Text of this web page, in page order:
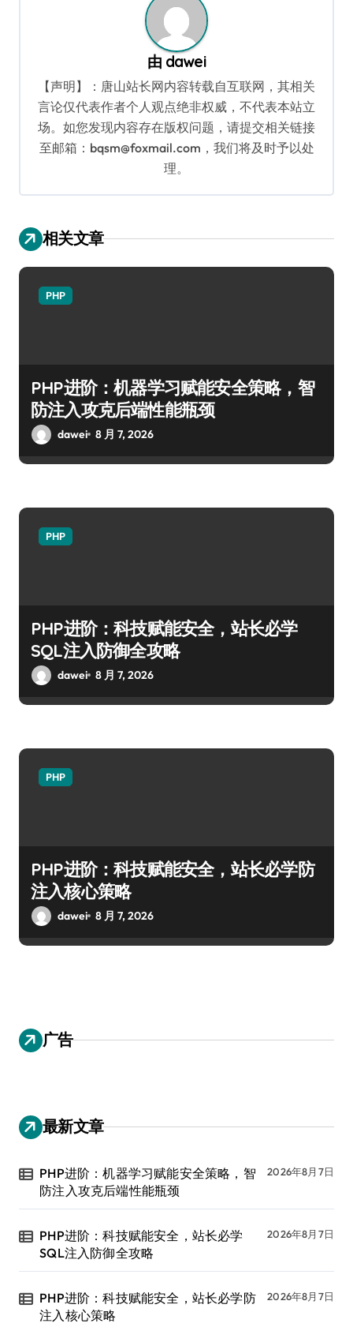
由 dawei
【声明】：唐山站长网内容转载自互联网，其相关
言论仅代表作者个人观点绝非权威，不代表本站立
场。如您发现内容存在版权问题，请提交相关链接
至邮箱：bqsm@foxmail.com，我们将及时予以处
理。
相关文章
PHP
PHP进阶：机器学习赋能安全策略，智
防注入攻克后端性能瓶颈
dawei 8 月 7, 2026
PHP
PHP进阶：科技赋能安全，站长必学
SQL注入防御全攻略
dawei 8 月 7, 2026
PHP
PHP进阶：科技赋能安全，站长必学防
注入核心策略
dawei 8 月 7, 2026
广告
最新文章
PHP进阶：机器学习赋能安全策略，智
防注入攻克后端性能瓶颈
2026年8月7日
PHP进阶：科技赋能安全，站长必学
SQL注入防御全攻略
2026年8月7日
PHP进阶：科技赋能安全，站长必学防
注入核心策略
2026年8月7日